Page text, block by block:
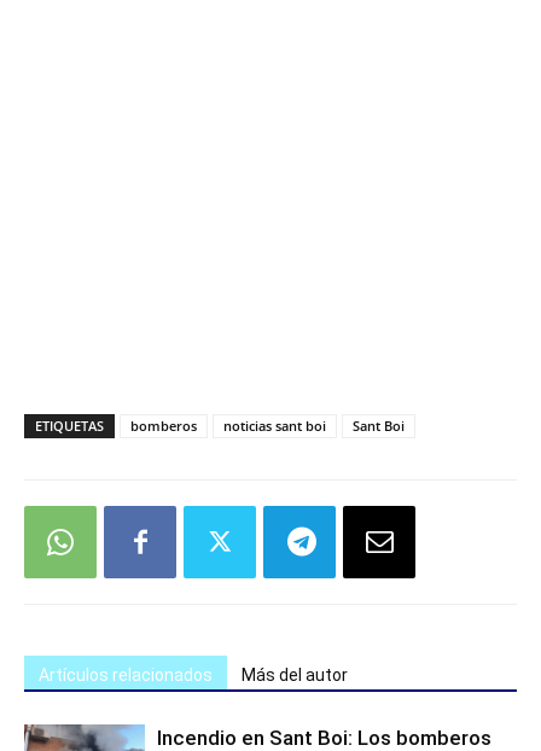
ETIQUETAS bomberos noticias sant boi Sant Boi
Artículos relacionados Más del autor
Incendio en Sant Boi: Los bomberos